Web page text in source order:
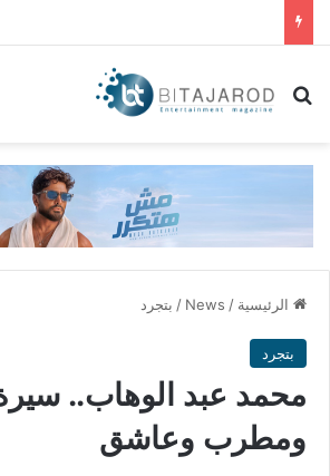
بحث عن
الرئيسية /
News
/ بتجرد
بتجرد
محمد عبد الوهاب..
ومطرب وعاشق